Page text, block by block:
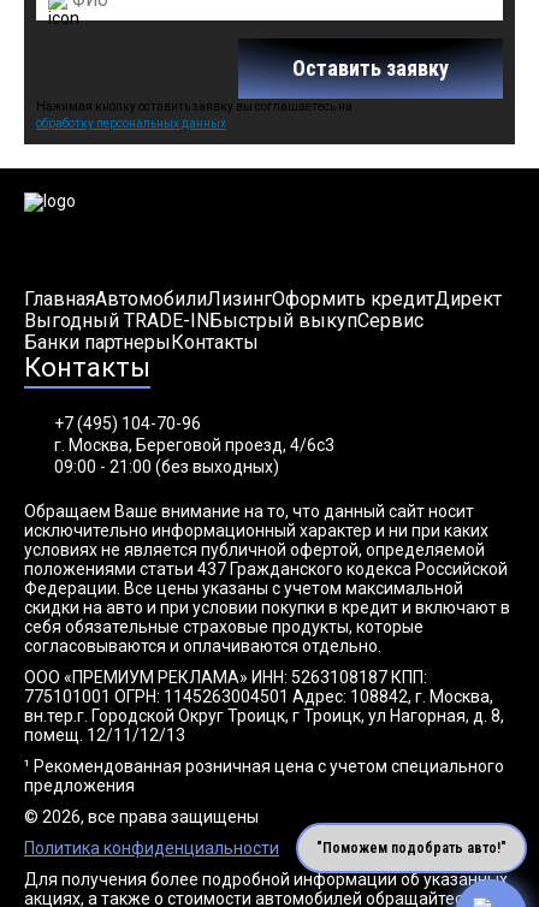
Оставить заявку
Нажимая кнопку оставить заявку вы соглашаетесь на
обработку персональных данных
ГлавнаяАвтомобилиЛизингОформить кредитДирект
Выгодный TRADE-INБыстрый выкупСервис
Банки партнерыКонтакты
Контакты
+7 (495) 104-70-96
г. Москва, Береговой проезд, 4/6с3
09:00 - 21:00 (без выходных)
Обращаем Ваше внимание на то, что данный сайт носит
исключительно информационный характер и ни при каких
условиях не является публичной офертой, определяемой
положениями статьи 437 Гражданского кодекса Российской
Федерации. Все цены указаны с учетом максимальной
скидки на авто и при условии покупки в кредит и включают в
себя обязательные страховые продукты, которые
согласовываются и оплачиваются отдельно.
ООО «ПРЕМИУМ РЕКЛАМА» ИНН: 5263108187 КПП:
775101001 ОГРН: 1145263004501 Адрес: 108842, г. Москва,
вн.тер.г. Городской Округ Троицк, г Троицк, ул Нагорная, д. 8,
помещ. 12/11/12/13
¹ Рекомендованная розничная цена с учетом специального
предложения
© 2026, все права защищены
Политика конфиденциальности
Для получения более подробной информации об указанных
акциях, а также о стоимости автомобилей обращайтесь к
"Поможем подобрать авто!"